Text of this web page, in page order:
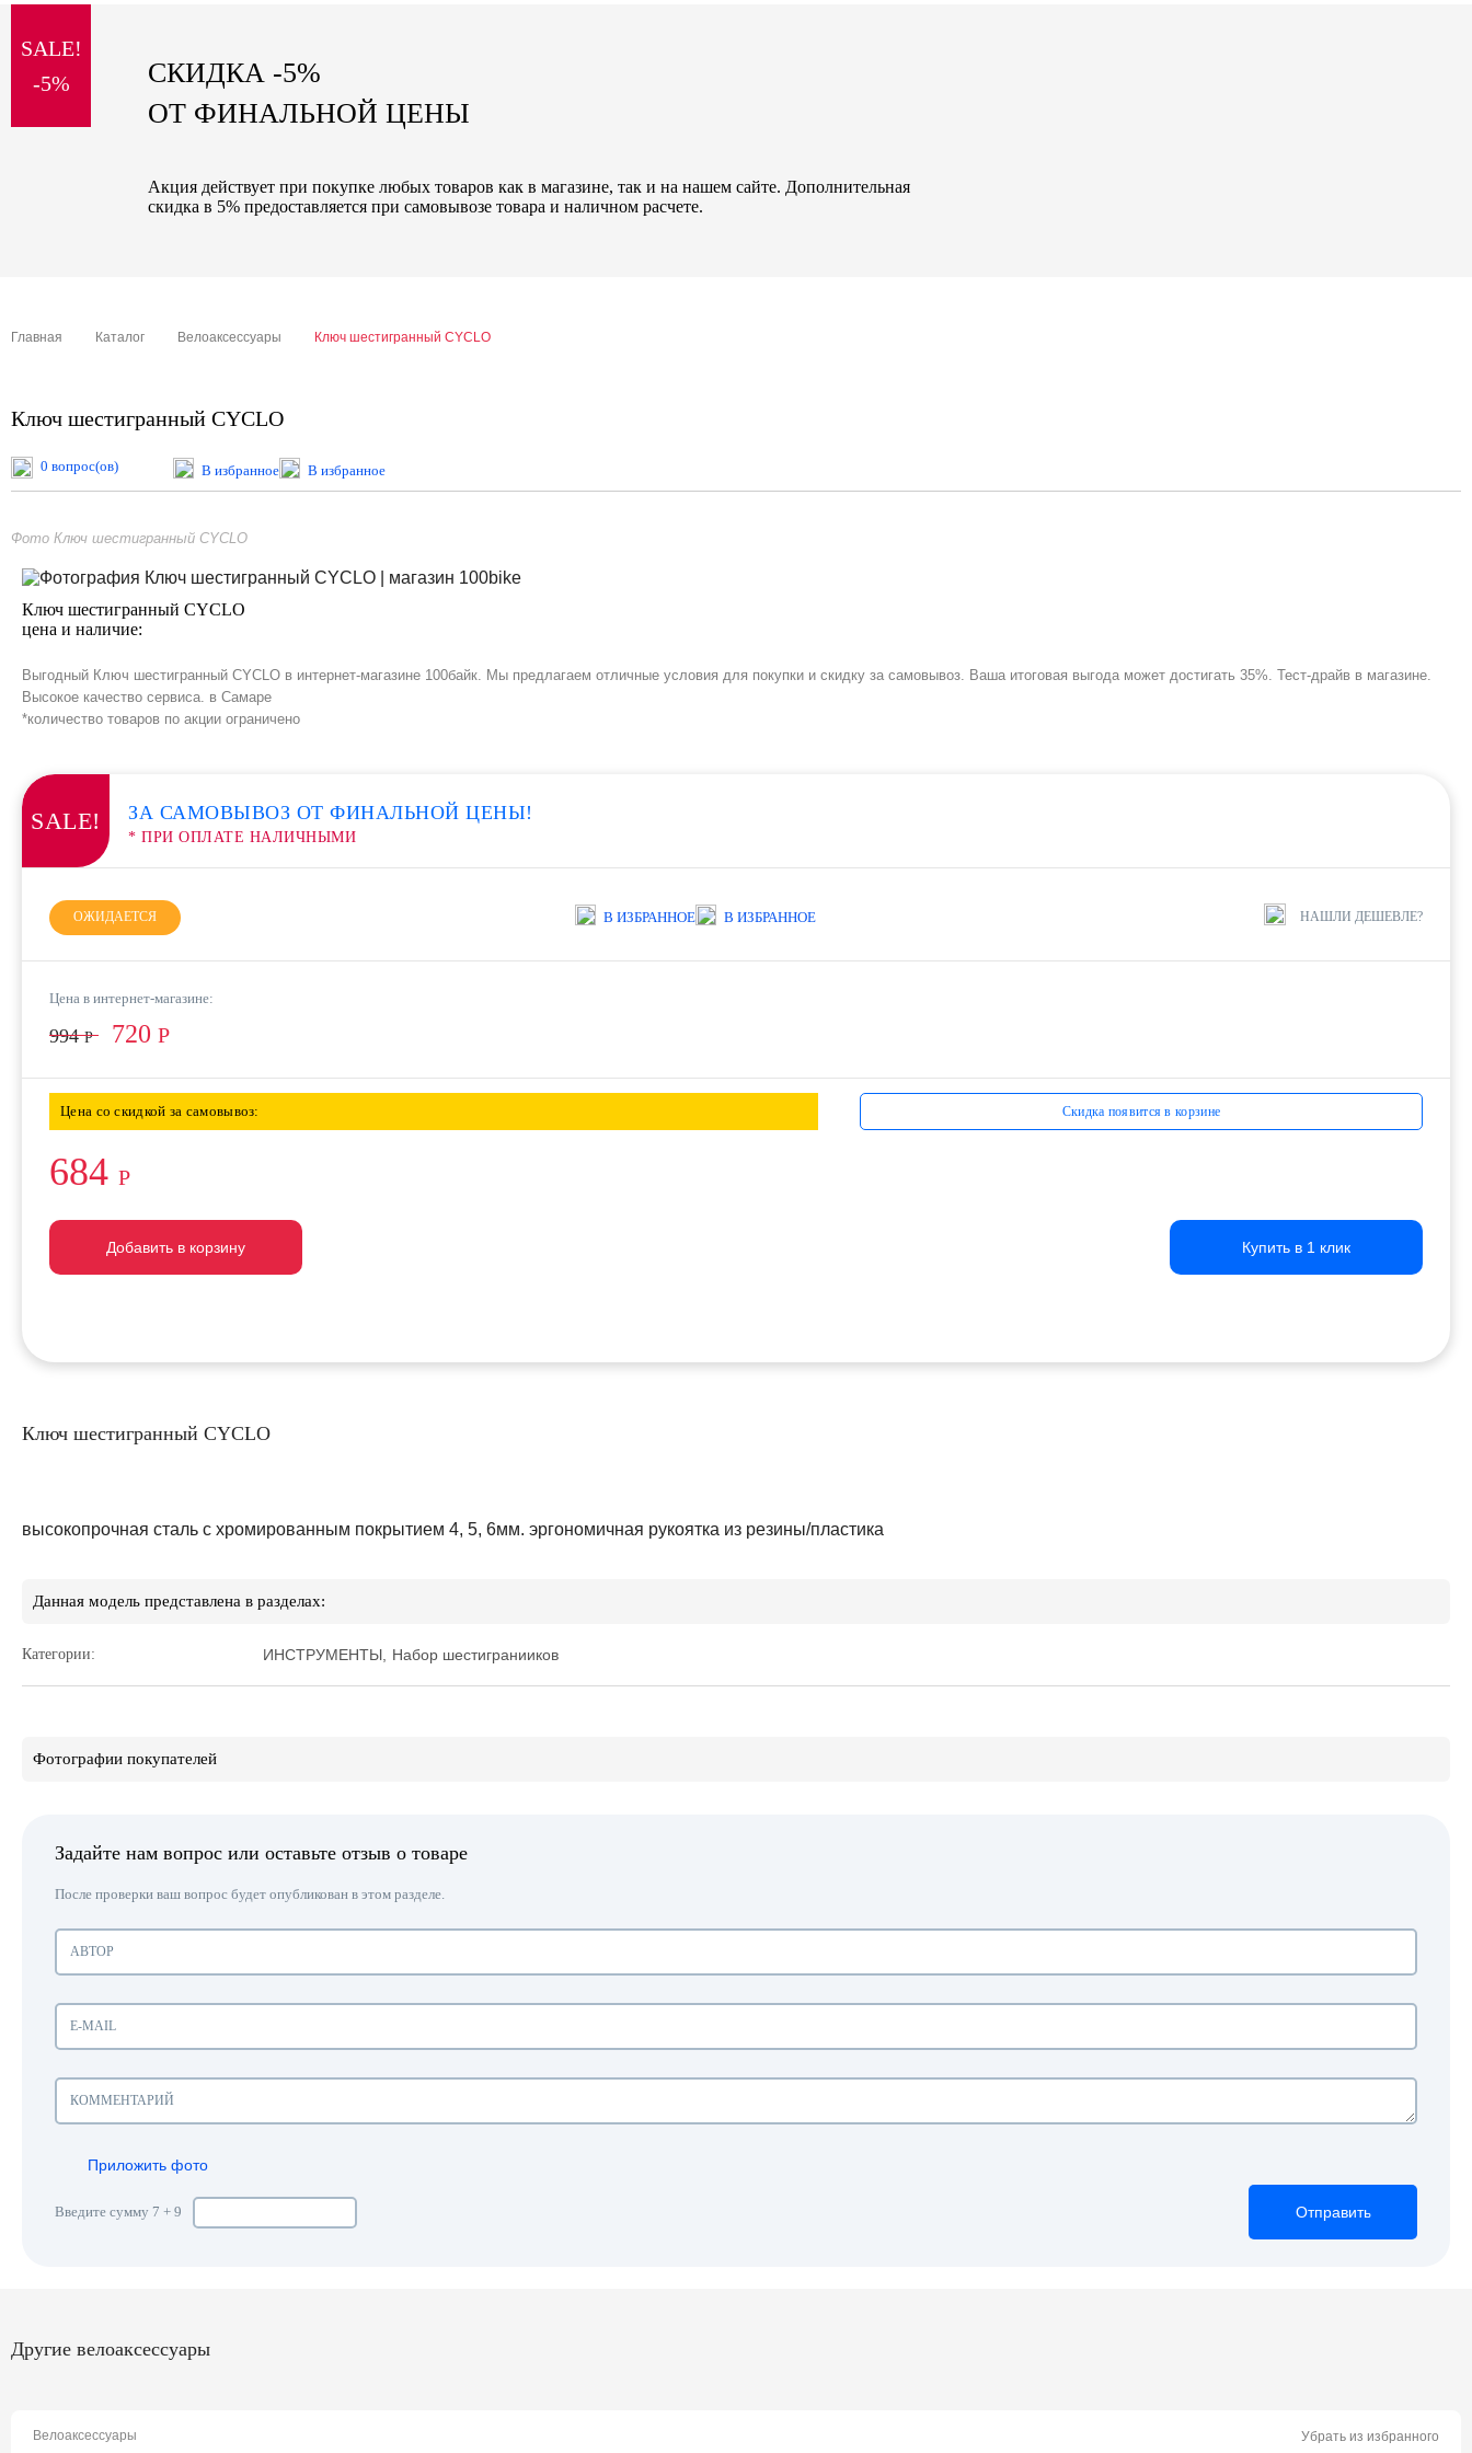
special price
SALE!
-5%
СКИДКА -5%
ОТ ФИНАЛЬНОЙ ЦЕНЫ
Акция действует при покупке любых товаров как в магазине, так и на нашем сайте. Дополнительная
скидка в 5% предоставляется при самовывозе товара и наличном расчете.
Главная Каталог Велоаксессуары Ключ шестигранный CYCLO
Ключ шестигранный CYCLO
0 вопрос(ов) В избранное В избранное
Фото Ключ шестигранный CYCLO
Ключ шестигранный CYCLO
цена и наличие:
Выгодный Ключ шестигранный CYCLO в интернет-магазине 100байк. Мы предлагаем отличные условия для покупки и скидку за самовывоз. Ваша итоговая выгода может достигать 35%. Тест-драйв в магазине.
Высокое качество сервиса. в Самаре
*количество товаров по акции ограничено
SALE! ЗА САМОВЫВОЗ ОТ ФИНАЛЬНОЙ ЦЕНЫ!
* ПРИ ОПЛАТЕ НАЛИЧНЫМИ
ОЖИДАЕТСЯ В ИЗБРАННОЕ В ИЗБРАННОЕ НАШЛИ ДЕШЕВЛЕ?
Цена в интернет-магазине:
994Р 720 Р
Цена со скидкой за самовывоз: Скидка появится в корзине
684 Р
Добавить в корзину
Добавить в корзину
Добавить в корзину Купить в 1 клик
Купить в 1 клик
Купить в 1 клик
Ключ шестигранный CYCLO
высокопрочная сталь с хромированным покрытием 4, 5, 6мм. эргономичная рукоятка из резины/пластика
Данная модель представлена в разделах:
Категории: ИНСТРУМЕНТЫ Набор шестигранииков
Фотографии покупателей
Задайте нам вопрос или оставьте отзыв о товаре
После проверки ваш вопрос будет опубликован в этом разделе.
Приложить фото
Введите сумму 7 + 9 Отправить
Отправить
Отправить
Другие велоаксессуары
Велоаксессуары Убрать из избранного